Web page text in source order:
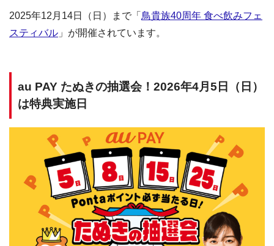
2025年12月14日（日）まで「 鳥貴族40周年 食べ飲みフェ
スティバル 」が開催されています。
au PAY たぬきの抽選会！2026年4月5日（日）
は特典実施日